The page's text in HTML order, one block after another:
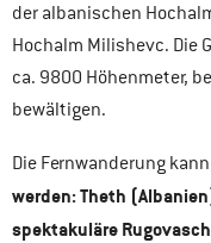
der albanischen
Hochalm Milishevc. Die
ca. 9800 Höhenmeter,
bewältigen.
Die Fernwanderung kann
werden: Theth
spektakuläre